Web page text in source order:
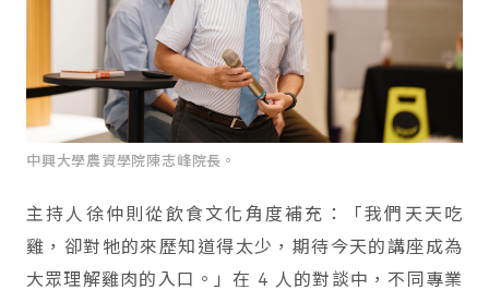
中興大學農資學院陳志峰院長。
主持人徐仲則從飲食文化角度補充：「我們天天吃
雞，卻對牠的來歷知道得太少，期待今天的講座成為
大眾理解雞肉的入口。」在 4 人的對談中，不同專業